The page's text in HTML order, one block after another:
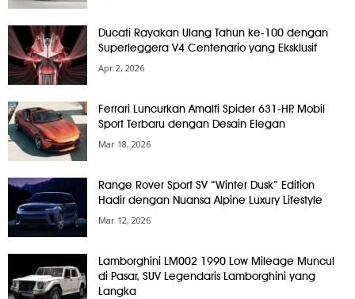
Ducati Rayakan Ulang Tahun ke-100 dengan
Superleggera V4 Centenario yang Eksklusif
Apr 2, 2026
Ferrari Luncurkan Amalfi Spider 631-HP, Mobil
Sport Terbaru dengan Desain Elegan
Mar 18, 2026
Range Rover Sport SV “Winter Dusk” Edition
Hadir dengan Nuansa Alpine Luxury Lifestyle
Mar 12, 2026
Lamborghini LM002 1990 Low Mileage Muncul
di Pasar, SUV Legendaris Lamborghini yang
Langka